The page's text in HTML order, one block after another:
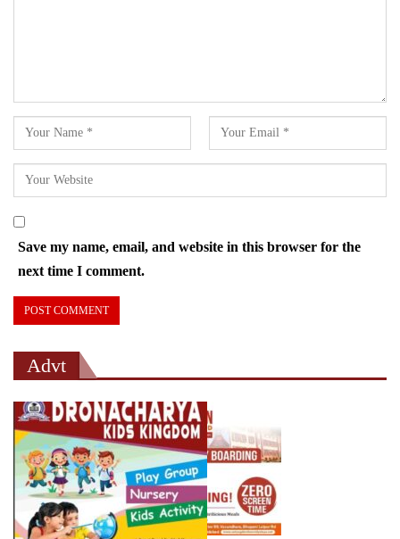
Save my name, email, and website in this browser for the
next time I comment.
Advt